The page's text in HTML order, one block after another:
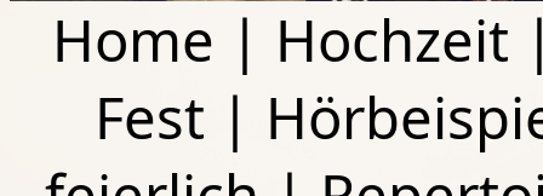
Home | Hochzeit
Fest |